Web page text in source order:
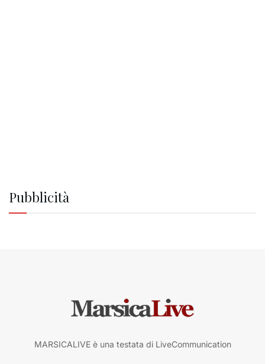
Pubblicità
MARSICALIVE è una testata di LiveCommunication